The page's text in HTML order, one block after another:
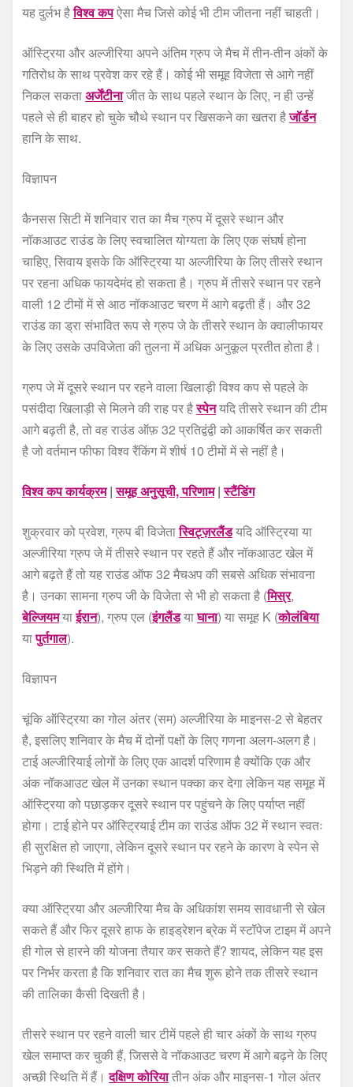
यह दुर्लभ हैविश्व कपऐसा मैच जिसे कोई भी टीम जीतना नहीं चाहती।
ऑस्ट्रिया और अल्जीरिया अपने अंतिम ग्रुप जे मैच में तीन-तीन अंकों के
गतिरोध के साथ प्रवेश कर रहे हैं। कोई भी समूह विजेता से आगे नहीं
निकल सकताअर्जेंटीनाजीत के साथ पहले स्थान के लिए, न ही उन्हें
पहले से ही बाहर हो चुके चौथे स्थान पर खिसकने का खतरा हैजॉर्डन
हानि के साथ.
विज्ञापन
कैनसस सिटी में शनिवार रात का मैच ग्रुप में दूसरे स्थान और
नॉकआउट राउंड के लिए स्वचालित योग्यता के लिए एक संघर्ष होना
चाहिए, सिवाय इसके कि ऑस्ट्रिया या अल्जीरिया के लिए तीसरे स्थान
पर रहना अधिक फायदेमंद हो सकता है। ग्रुप में तीसरे स्थान पर रहने
वाली 12 टीमों में से आठ नॉकआउट चरण में आगे बढ़ती हैं। और 32
राउंड का ड्रा संभावित रूप से ग्रुप जे के तीसरे स्थान के क्वालीफायर
के लिए उसके उपविजेता की तुलना में अधिक अनुकूल प्रतीत होता है।
ग्रुप जे में दूसरे स्थान पर रहने वाला खिलाड़ी विश्व कप से पहले के
पसंदीदा खिलाड़ी से मिलने की राह पर हैस्पेनयदि तीसरे स्थान की टीम
आगे बढ़ती है, तो वह राउंड ऑफ़ 32 प्रतिद्वंद्वी को आकर्षित कर सकती
है जो वर्तमान फीफा विश्व रैंकिंग में शीर्ष 10 टीमों में से नहीं है।
विश्व कप कार्यक्रम|समूह अनुसूची, परिणाम|स्टैंडिंग
शुक्रवार को प्रवेश, ग्रुप बी विजेतास्विट्ज़रलैंडयदि ऑस्ट्रिया या
अल्जीरिया ग्रुप जे में तीसरे स्थान पर रहते हैं और नॉकआउट खेल में
आगे बढ़ते हैं तो यह राउंड ऑफ 32 मैचअप की सबसे अधिक संभावना
है। उनका सामना ग्रुप जी के विजेता से भी हो सकता है (मिस्र,
बेल्जियमयाईरान), ग्रुप एल (इंगलैंडयाघाना) या समूह K (कोलंबिया
यापुर्तगाल).
विज्ञापन
चूंकि ऑस्ट्रिया का गोल अंतर (सम) अल्जीरिया के माइनस-2 से बेहतर
है, इसलिए शनिवार के मैच में दोनों पक्षों के लिए गणना अलग-अलग है।
टाई अल्जीरियाई लोगों के लिए एक आदर्श परिणाम है क्योंकि एक और
अंक नॉकआउट खेल में उनका स्थान पक्का कर देगा लेकिन यह समूह में
ऑस्ट्रिया को पछाड़कर दूसरे स्थान पर पहुंचने के लिए पर्याप्त नहीं
होगा। टाई होने पर ऑस्ट्रियाई टीम का राउंड ऑफ 32 में स्थान स्वतः
ही सुरक्षित हो जाएगा, लेकिन दूसरे स्थान पर रहने के कारण वे स्पेन से
भिड़ने की स्थिति में होंगे।
क्या ऑस्ट्रिया और अल्जीरिया मैच के अधिकांश समय सावधानी से खेल
सकते हैं और फिर दूसरे हाफ के हाइड्रेशन ब्रेक में स्टॉपेज टाइम में अपने
ही गोल से हारने की योजना तैयार कर सकते हैं? शायद, लेकिन यह इस
पर निर्भर करता है कि शनिवार रात का मैच शुरू होने तक तीसरे स्थान
की तालिका कैसी दिखती है।
तीसरे स्थान पर रहने वाली चार टीमें पहले ही चार अंकों के साथ ग्रुप
खेल समाप्त कर चुकी हैं, जिससे वे नॉकआउट चरण में आगे बढ़ने के लिए
अच्छी स्थिति में हैं।दक्षिण कोरियातीन अंक और माइनस-1 गोल अंतर